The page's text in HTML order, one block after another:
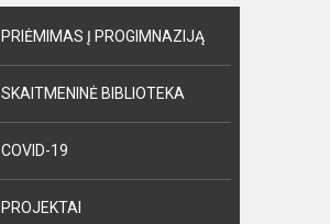
PRIĖMIMAS Į PROGIMNAZIJĄ
SKAITMENINĖ BIBLIOTEKA
COVID-19
PROJEKTAI